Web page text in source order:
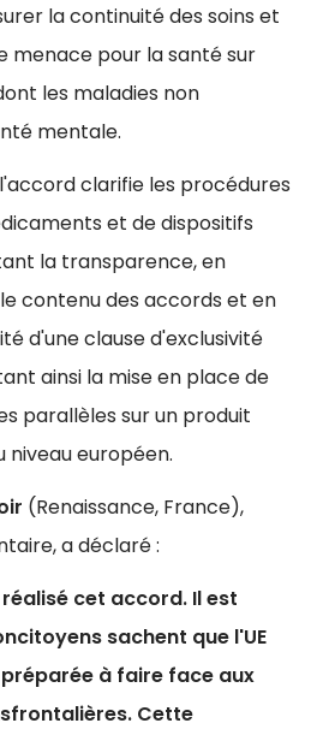
la continuité des soins et
menace pour la santé sur
les maladies non
mentale.
clarifie les procédures
et de dispositifs
la transparence, en
contenu des accords et en
d'une clause d'exclusivité
ainsi la mise en place de
parallèles sur un produit
européen.
(Renaissance, France),
a déclaré :
cet accord. Il est
sachent que l'UE
à faire face aux
Cette